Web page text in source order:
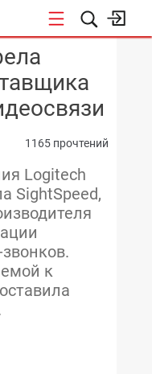
1165 прочтений
Logitech
SightSpeed,
к